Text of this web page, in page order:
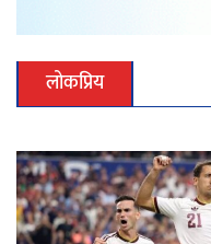
लोकप्रिय